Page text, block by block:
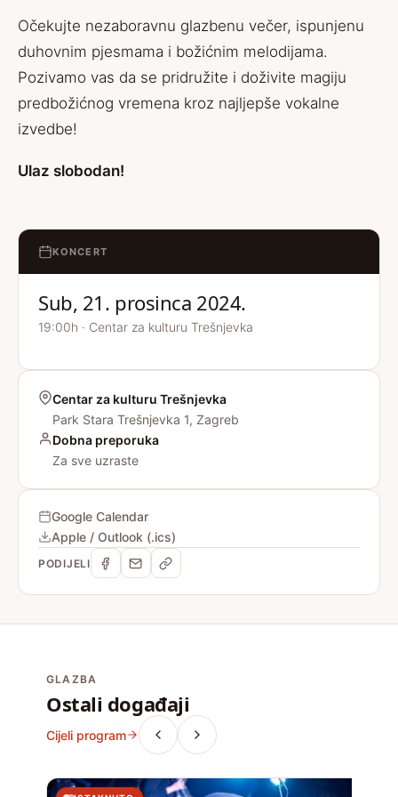
Očekujte nezaboravnu glazbenu večer, ispunjenu
duhovnim pjesmama i božićnim melodijama.
Pozivamo vas da se pridružite i doživite magiju
predbožićnog vremena kroz najljepše vokalne
izvedbe!
Ulaz slobodan!
KONCERT
Sub, 21. prosinca 2024.
19:00h · Centar za kulturu Trešnjevka
Centar za kulturu Trešnjevka
Park Stara Trešnjevka 1, Zagreb
Dobna preporuka
Za sve uzraste
Google Calendar
Apple / Outlook (.ics)
PODIJELI
GLAZBA
Ostali događaji
Cijeli program